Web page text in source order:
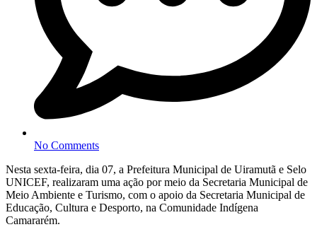
No Comments
Nesta sexta-feira, dia 07, a Prefeitura Municipal de Uiramutã e Selo
UNICEF, realizaram uma ação por meio da Secretaria Municipal de
Meio Ambiente e Turismo, com o apoio da Secretaria Municipal de
Educação, Cultura e Desporto, na Comunidade Indígena
Camararém.